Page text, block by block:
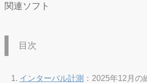
関連ソフト
目次
インターバル計測 ：2025年12月